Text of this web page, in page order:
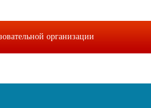
организации